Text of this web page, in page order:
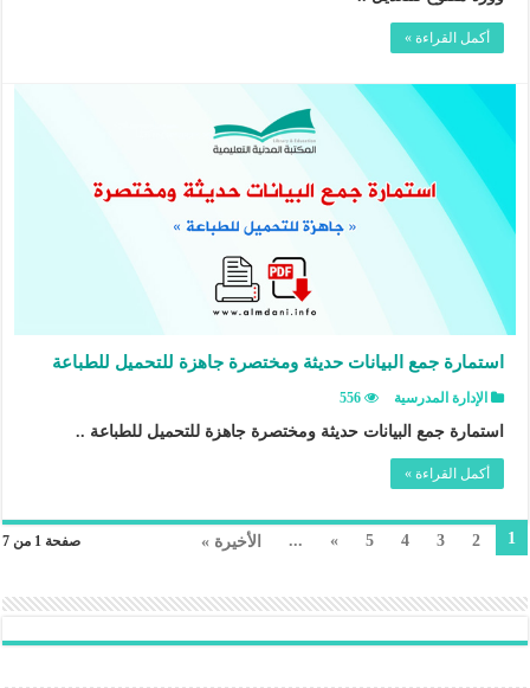
أكمل القراءة »
استمارة جمع البيانات حديثة ومختصرة جاهزة للتحميل للطباعة
الإدارة المدرسية 556
استمارة جمع البيانات حديثة ومختصرة جاهزة للتحميل للطباعة ..
أكمل القراءة »
صفحة 1 من 7 1
2
3
4
5
»
... الأخيرة »